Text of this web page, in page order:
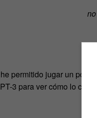
permitido jugar un poco
3 para ver cómo lo